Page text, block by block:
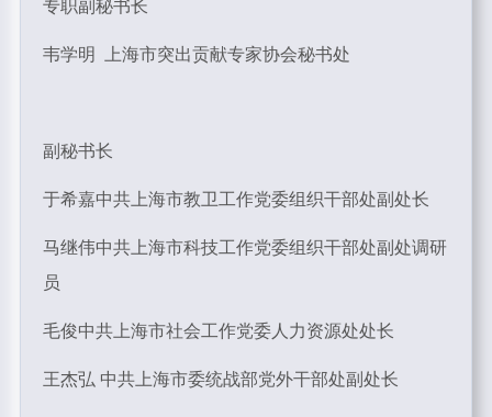
专职副秘书长
韦学明 上海市突出贡献专家协会秘书处
副秘书长
于希嘉中共上海市教卫工作党委组织干部处副处长
马继伟中共上海市科技工作党委组织干部处副处调研
员
毛俊中共上海市社会工作党委人力资源处处长
王杰弘 中共上海市委统战部党外干部处副处长